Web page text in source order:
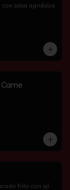
salsa agridulce
frito con ají.